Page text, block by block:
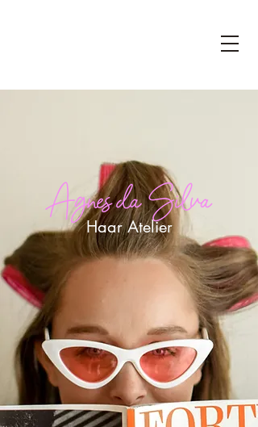
Haar Atelier